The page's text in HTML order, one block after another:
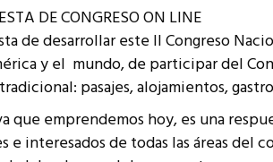
DE CONGRESO ON LINE
de desarrollar este II Congreso
y el mundo, de participar del
pasajes, alojamientos,
que emprendemos hoy, es una
e interesados de todas las áreas